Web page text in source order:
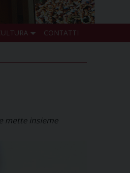
CONTATTI
mette insieme